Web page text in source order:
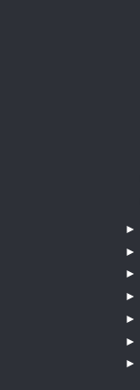
►
►
►
►
►
►
►